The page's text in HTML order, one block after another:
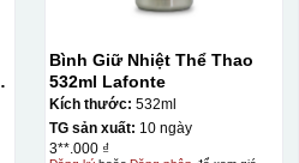
Bình Giữ Nhiệt Thể Thao
532ml Lafonte
Kích thước: 532ml
TG sản xuất: 10 ngày
3**.000 ₫